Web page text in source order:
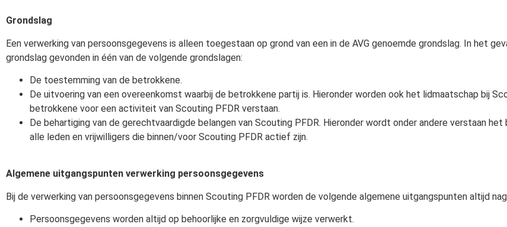
Grondslag
Een verwerking van persoonsgegevens is alleen toegestaan op grond van een in de AVG genoemde grondslag. In het
grondslag gevonden in één van de volgende grondslagen:
De toestemming van de betrokkene.
De uitvoering van een overeenkomst waarbij de betrokkene partij is. Hieronder worden ook het lidmaatschap bij
betrokkene voor een activiteit van Scouting PFDR verstaan.
De behartiging van de gerechtvaardigde belangen van Scouting PFDR. Hieronder wordt onder andere verstaan
alle leden en vrijwilligers die binnen/voor Scouting PFDR actief zijn.
Algemene uitgangspunten verwerking persoonsgegevens
Bij de verwerking van persoonsgegevens binnen Scouting PFDR worden de volgende algemene uitgangspunten altijd
Persoonsgegevens worden altijd op behoorlijke en zorgvuldige wijze verwerkt.